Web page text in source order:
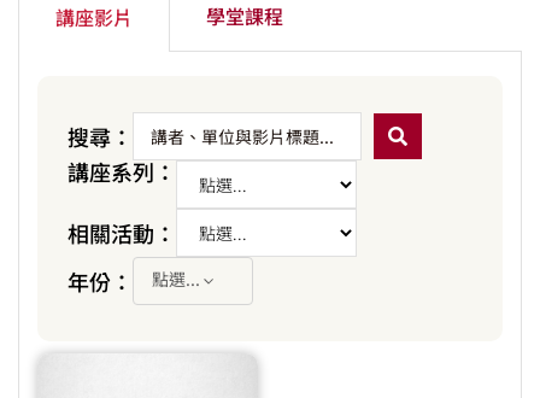
講座影片 學堂課程
搜尋：
講座系列：
相關活動：
年份：
點選...